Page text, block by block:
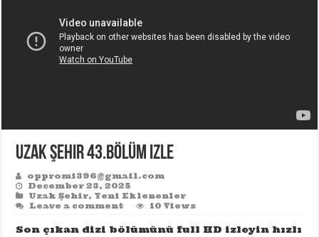
Uzak Şehir 43.Bölüm izle
oppromi396@gmail.com
December 23, 2025
Uzak Şehir, Yeni Eklenenler
Leave a comment
10 Views
Son çıkan dizi bölümünü full HD izleyin hızlı